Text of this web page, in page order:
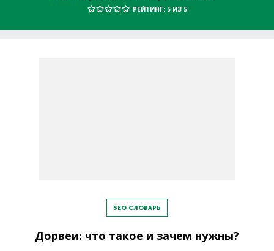
РЕЙТИНГ: 5 ИЗ 5
SEO СЛОВАРЬ
Дорвеи: что такое и зачем нужны?